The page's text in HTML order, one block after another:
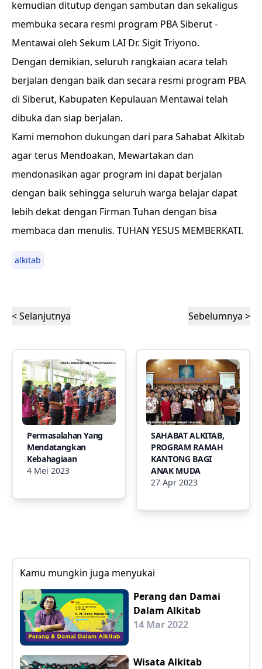
kemudian ditutup dengan sambutan dan sekaligus
membuka secara resmi program PBA Siberut -
Mentawai oleh Sekum LAI Dr. Sigit Triyono.
Dengan demikian, seluruh rangkaian acara telah
berjalan dengan baik dan secara resmi program PBA
di Siberut, Kabupaten Kepulauan Mentawai telah
dibuka dan siap berjalan.
Kami memohon dukungan dari para Sahabat Alkitab
agar terus Mendoakan, Mewartakan dan
mendonasikan agar program ini dapat berjalan
dengan baik sehingga seluruh warga belajar dapat
lebih dekat dengan Firman Tuhan dengan bisa
membaca dan menulis. TUHAN YESUS MEMBERKATI.
alkitab
< Selanjutnya Sebelumnya >
Permasalahan Yang
Mendatangkan
Kebahagiaan
4 Mei 2023
SAHABAT ALKITAB,
PROGRAM RAMAH
KANTONG BAGI
ANAK MUDA
27 Apr 2023
Kamu mungkin juga menyukai
Perang dan Damai
Dalam Alkitab
14 Mar 2022
Wisata Alkitab